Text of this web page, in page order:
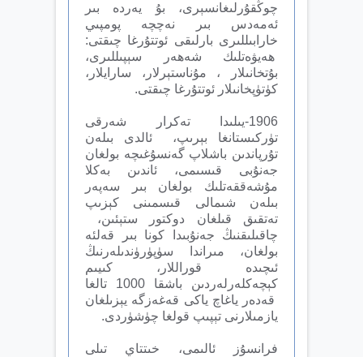
چوڭقۇرلىغانسېرى، بۇ يەردە بىر
ئەمەدس بىر نەچچە پومپىي
خارابىللىرى بارلىقى ئوتتۇرغا چىقتى:
ھەيۋەتلىك شەھەر سېپىللىرى،
بۇتخانىلار ، مۇناستېرلار، سارايلار،
كۈتۈپخانىلار ئوتتۇرغا چىقتى.
1906-يىلىدا تەكرار شەرقى
تۈركىستانغا بېرىپ، ئالدى بىلەن
تۇرپاندىن باشلاپ گەنسۇغىچە بولغان
جەنۇبى قىسىمى، ئاندىن بەكلا
مۇشەققەتلىك بولغان بىر سەپەر
بىلەن شىمالى قىسمىنى كېزىپ
تەتقىق قىلغان دوكتور ستېئىن،
چاقىلىقنىڭ جەنۇبىدا كونا بىر قەلئە
بولغان، مىراندا سۈپۈرۈندىلەرنىڭ
ئىچىدە قوراللار، كىيىم
كېچەكلەرلەردىن باشقا 1000 تالغا
قەدەر ياغاچ ياكى قەغەزگە يېزىلغان
يازمىلارنى تېپىپ قولغا چۈشۈردى.
فرانسۇز ئالىمى، خىتتاي تىلى